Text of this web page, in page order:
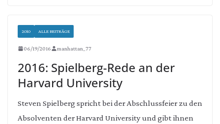
2010 ALLE BEITRÄGE
06/19/2016 manhattan_77
2016: Spielberg-Rede an der
Harvard University
Steven Spielberg spricht bei der Abschlussfeier zu den
Absolventen der Harvard University und gibt ihnen